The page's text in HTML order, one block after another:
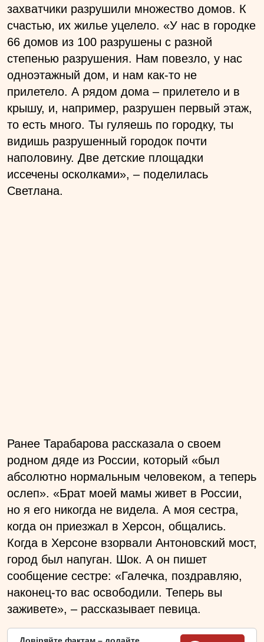
захватчики разрушили множество домов. К
счастью, их жилье уцелело. «У нас в городке
66 домов из 100 разрушены с разной
степенью разрушения. Нам повезло, у нас
одноэтажный дом, и нам как-то не
прилетело. А рядом дома – прилетело и в
крышу, и, например, разрушен первый этаж,
то есть много. Ты гуляешь по городку, ты
видишь разрушенный городок почти
наполовину. Две детские площадки
иссечены осколками», – поделилась
Светлана.
Ранее Тарабарова рассказала о своем
родном дяде из России, который «был
абсолютно нормальным человеком, а теперь
ослеп». «Брат моей мамы живет в России,
но я его никогда не видела. А моя сестра,
когда он приезжал в Херсон, общались.
Когда в Херсоне взорвали Антоновский мост,
город был напуган. Шок. А он пишет
сообщение сестре: «Галечка, поздравляю,
наконец-то вас освободили. Теперь вы
заживете», – рассказывает певица.